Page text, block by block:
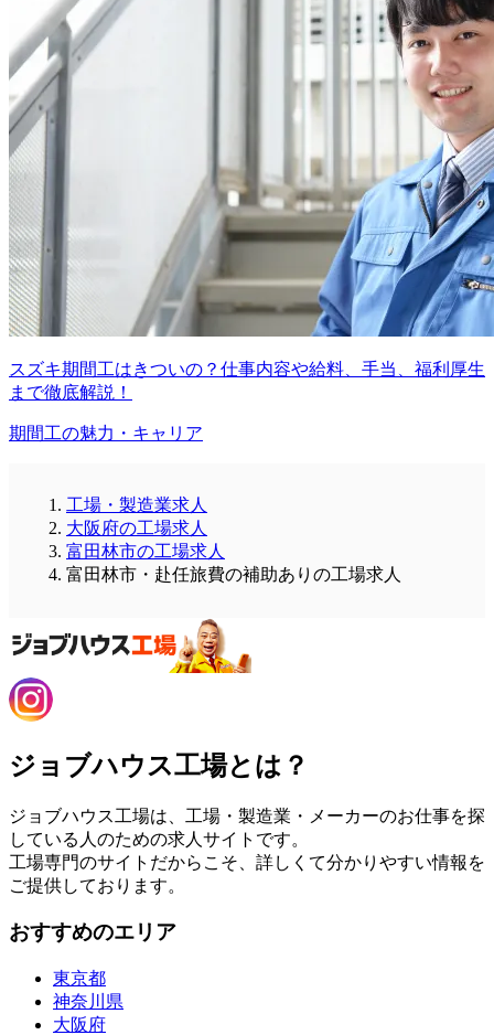
スズキ期間工はきついの？仕事内容や給料、手当、福利厚生
まで徹底解説！
期間工の魅力・キャリア
工場・製造業求人
大阪府の工場求人
富田林市の工場求人
富田林市・赴任旅費の補助ありの工場求人
ジョブハウス工場とは？
ジョブハウス工場は、工場・製造業・メーカーのお仕事を探
している人のための求人サイトです。
工場専門のサイトだからこそ、詳しくて分かりやすい情報を
ご提供しております。
おすすめのエリア
東京都
神奈川県
大阪府